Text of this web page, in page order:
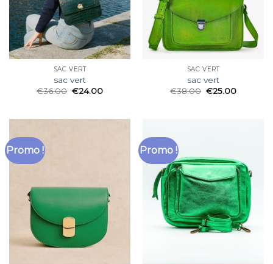
SAC VERT
sac vert
€36.00 €24.00
SAC VERT
sac vert
€38.00 €25.00
Promo ! Promo !